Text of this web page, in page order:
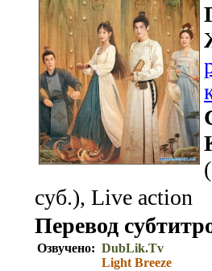
суб.), Live action
Перевод
Озвучено: DubLik.Tv
Light Breeze